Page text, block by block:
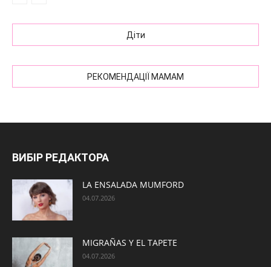
Діти
РЕКОМЕНДАЦІЇ МАМАМ
ВИБІР РЕДАКТОРА
LA ENSALADA MUMFORD
04.07.2026
MIGRAÑAS Y EL TAPETE
04.07.2026